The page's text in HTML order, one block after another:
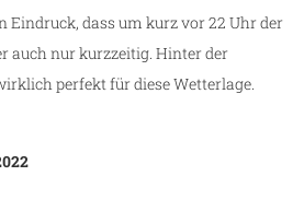
Eindruck, dass um kurz vor 22 Uhr der
auch nur kurzzeitig. Hinter der
perfekt für diese Wetterlage.